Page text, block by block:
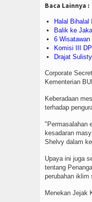
Baca Lainnya :
Halal Bihalal
Balik ke
6 Wisatawan
Komisi III
Drajat
Corporate
Kementerian
Keberadaan
terhadap
"Permasalahan
kesadaran
Shelvy dalam
Upaya ini juga
tentang
perubahan iklim
Menekan Jejak